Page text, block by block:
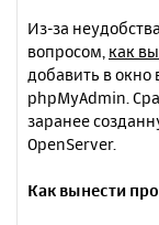
щ
е
н
е
Из-за
вопросом, как
добавить в окно
phpMyAdmin.
заранее
OpenServer.
Как вынести